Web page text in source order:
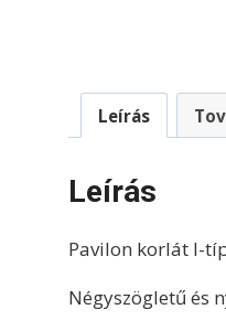
Leírás
Leírás
Pavilon korlát I-
Négyszögletű és